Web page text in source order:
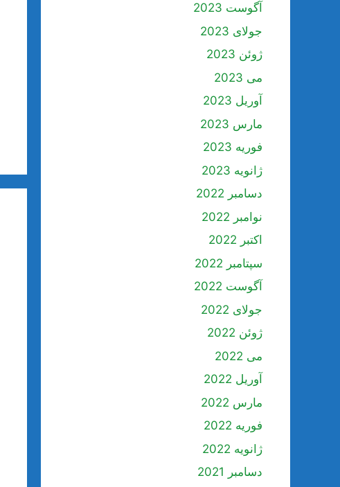
آگوست 2023
جولای 2023
ژوئن 2023
می 2023
آوریل 2023
مارس 2023
فوریه 2023
ژانویه 2023
دسامبر 2022
نوامبر 2022
اکتبر 2022
سپتامبر 2022
آگوست 2022
جولای 2022
ژوئن 2022
می 2022
آوریل 2022
مارس 2022
فوریه 2022
ژانویه 2022
دسامبر 2021